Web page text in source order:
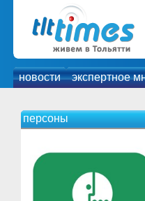
новости экспертное
персоны